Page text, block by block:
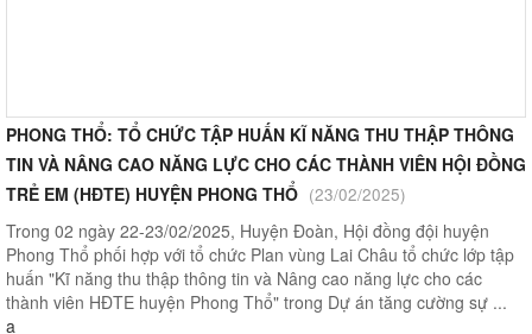
PHONG THỔ: TỔ CHỨC TẬP HUẤN KĨ NĂNG THU THẬP THÔNG
TIN VÀ NÂNG CAO NĂNG LỰC CHO CÁC THÀNH VIÊN HỘI ĐỒNG
TRẺ EM (HĐTE) HUYỆN PHONG THỔ (23/02/2025)
Trong 02 ngày 22-23/02/2025, Huyện Đoàn, Hội đồng đội huyện
Phong Thổ phối hợp với tổ chức Plan vùng Lai Châu tổ chức lớp tập
huấn "Kĩ năng thu thập thông tin và Nâng cao năng lực cho các
thành viên HĐTE huyện Phong Thổ" trong Dự án tăng cường sự ...
a